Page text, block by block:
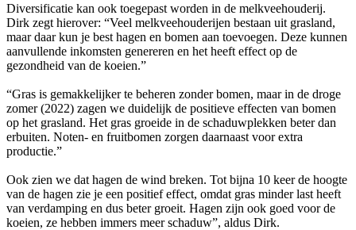
Diversificatie kan ook toegepast worden in de melkveehouderij.
Dirk zegt hierover: “Veel melkveehouderijen bestaan uit grasland,
maar daar kun je best hagen en bomen aan toevoegen. Deze kunnen
aanvullende inkomsten genereren en het heeft effect op de
gezondheid van de koeien.”
“Gras is gemakkelijker te beheren zonder bomen, maar in de droge
zomer (2022) zagen we duidelijk de positieve effecten van bomen
op het grasland. Het gras groeide in de schaduwplekken beter dan
erbuiten. Noten- en fruitbomen zorgen daarnaast voor extra
productie.”
Ook zien we dat hagen de wind breken. Tot bijna 10 keer de hoogte
van de hagen zie je een positief effect, omdat gras minder last heeft
van verdamping en dus beter groeit. Hagen zijn ook goed voor de
koeien, ze hebben immers meer schaduw”, aldus Dirk.